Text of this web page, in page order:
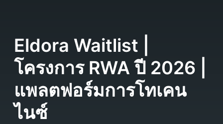
Eldora Waitlist |
โครงการ RWA ปี 2026 |
แพลตฟอร์มการโทเคน
ไนซ์